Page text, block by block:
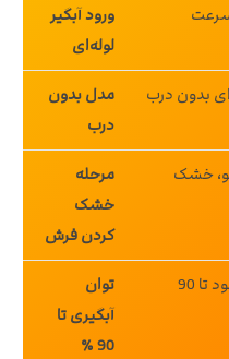
ورود آبگیر
لوله‌ای
بدون درب
مدل بدون
درب
خشک‌
مرحله
خشک‌
کردن فرش
استفاده از آبگیر لوله‌ای باعث می‌شود تا 90
توان
آبگیری تا
90 ٪